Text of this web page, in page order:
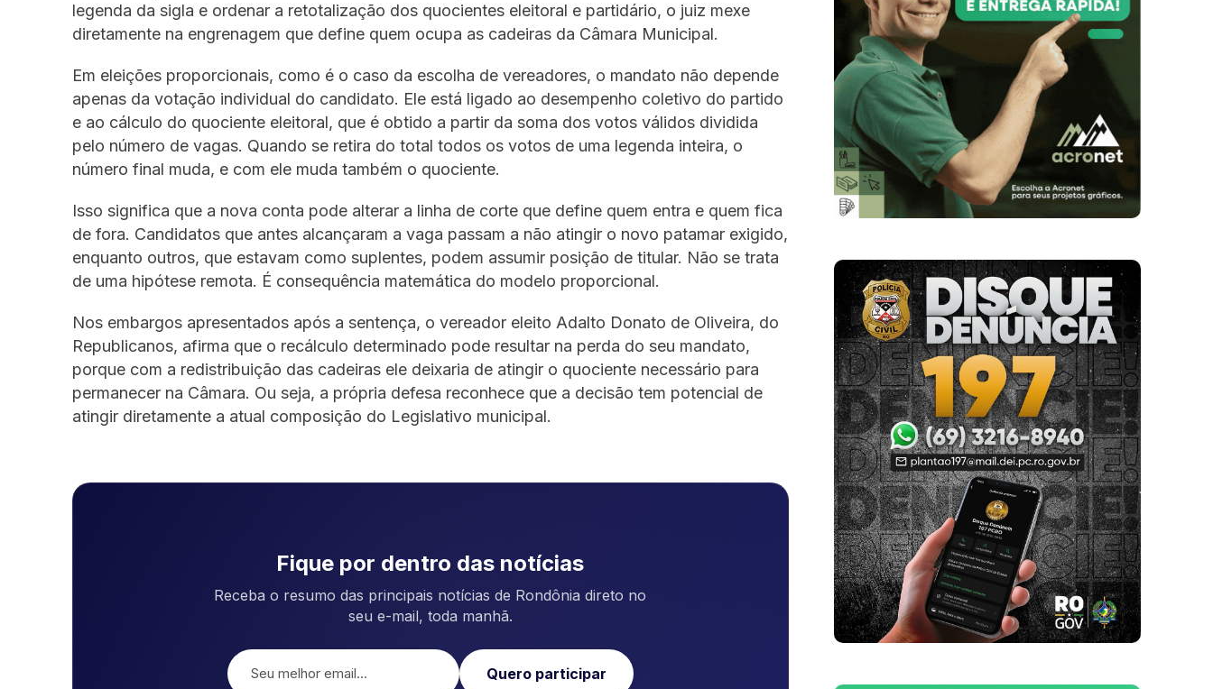
legenda da sigla e ordenar a retotalização dos quocientes eleitoral e partidário, o juiz mexe
diretamente na engrenagem que define quem ocupa as cadeiras da Câmara Municipal.
Em eleições proporcionais, como é o caso da escolha de vereadores, o mandato não depende
apenas da votação individual do candidato. Ele está ligado ao desempenho coletivo do partido
e ao cálculo do quociente eleitoral, que é obtido a partir da soma dos votos válidos dividida
pelo número de vagas. Quando se retira do total todos os votos de uma legenda inteira, o
número final muda, e com ele muda também o quociente.
Isso significa que a nova conta pode alterar a linha de corte que define quem entra e quem fica
de fora. Candidatos que antes alcançaram a vaga passam a não atingir o novo patamar exigido,
enquanto outros, que estavam como suplentes, podem assumir posição de titular. Não se trata
de uma hipótese remota. É consequência matemática do modelo proporcional.
Nos embargos apresentados após a sentença, o vereador eleito Adalto Donato de Oliveira, do
Republicanos, afirma que o recálculo determinado pode resultar na perda do seu mandato,
porque com a redistribuição das cadeiras ele deixaria de atingir o quociente necessário para
permanecer na Câmara. Ou seja, a própria defesa reconhece que a decisão tem potencial de
atingir diretamente a atual composição do Legislativo municipal.
Fique por dentro das notícias
Receba o resumo das principais notícias de Rondônia direto no
seu e-mail, toda manhã.
Quero participar